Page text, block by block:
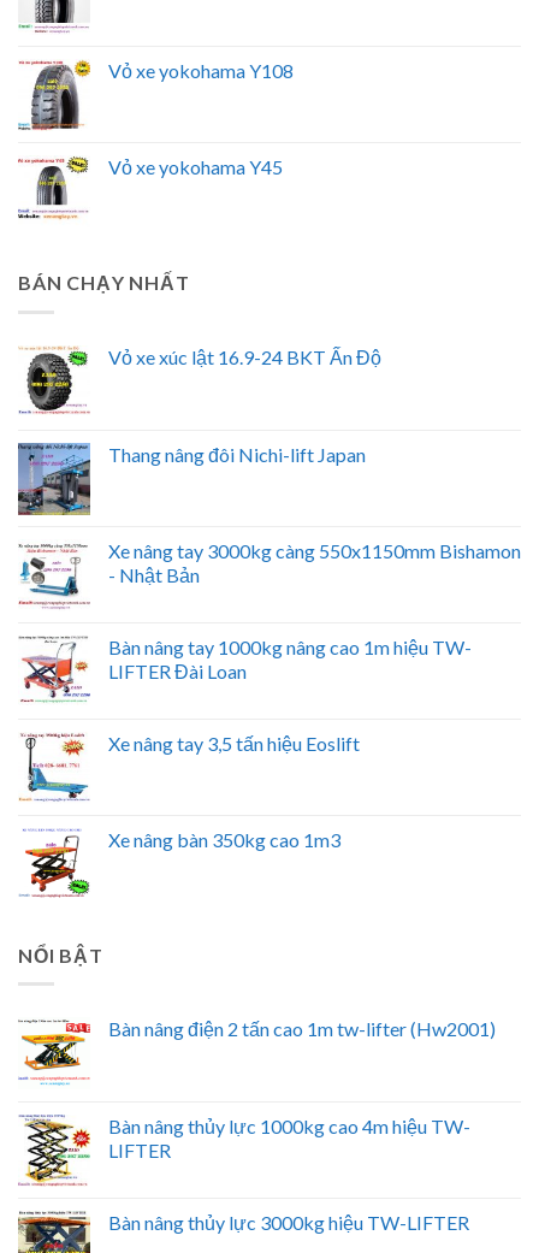
Vỏ xe yokohama Y108
Vỏ xe yokohama Y45
BÁN CHẠY NHẤT
Vỏ xe xúc lật 16.9-24 BKT Ấn Độ
Thang nâng đôi Nichi-lift Japan
Xe nâng tay 3000kg càng 550x1150mm Bishamon
- Nhật Bản
Bàn nâng tay 1000kg nâng cao 1m hiệu TW-
LIFTER Đài Loan
Xe nâng tay 3,5 tấn hiệu Eoslift
Xe nâng bàn 350kg cao 1m3
NỔI BẬT
Bàn nâng điện 2 tấn cao 1m tw-lifter (Hw2001)
Bàn nâng thủy lực 1000kg cao 4m hiệu TW-
LIFTER
Bàn nâng thủy lực 3000kg hiệu TW-LIFTER